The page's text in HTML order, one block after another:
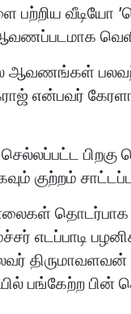
வீடியோ
ஆவணங்கள்
என்பவர்
பிறகு
குற்றம்
எடப்பாடி
திருமாவளவன்
பங்கேற்ற பின்